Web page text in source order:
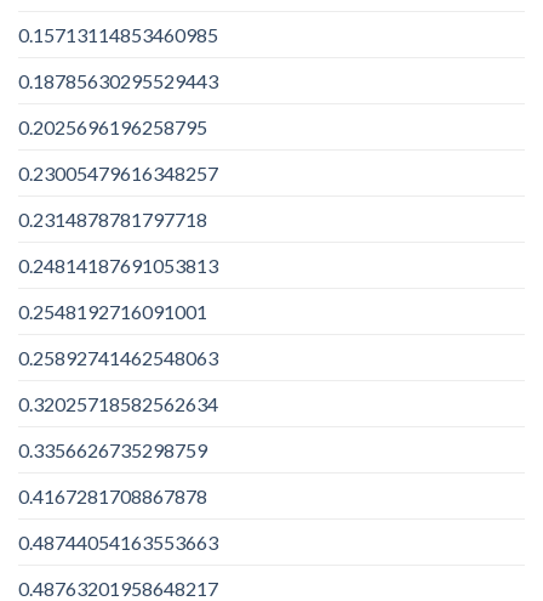
0.15713114853460985
0.18785630295529443
0.2025696196258795
0.23005479616348257
0.2314878781797718
0.24814187691053813
0.2548192716091001
0.25892741462548063
0.32025718582562634
0.3356626735298759
0.4167281708867878
0.48744054163553663
0.48763201958648217